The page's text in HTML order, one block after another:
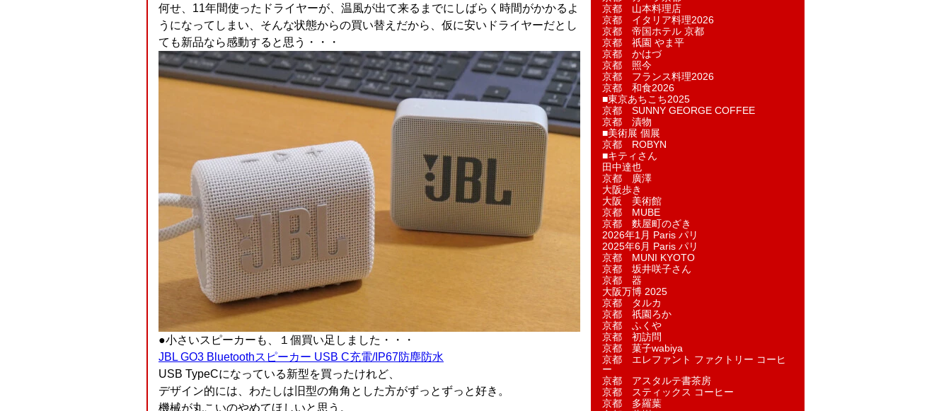
何せ、11年間使ったドライヤーが、温風が出て来るまでにしばらく時間がかかるよ
うになってしまい、そんな状態からの買い替えだから、仮に安いドライヤーだとし
ても新品なら感動すると思う・・・
●小さいスピーカーも、１個買い足しました・・・
JBL GO3 Bluetoothスピーカー USB C充電/IP67防塵防水
USB TypeCになっている新型を買ったけれど、
デザイン的には、わたしは旧型の角角とした方がずっとずっと好き。
機械が丸こいのやめてほしいと思う。
京都 山本料理店
京都 イタリア料理2026
京都 帝国ホテル 京都
京都 祇園 やま平
京都 かはづ
京都 照今
京都 フランス料理2026
京都 和食2026
■東京あちこち2025
京都 SUNNY GEORGE COFFEE
京都 漬物
■美術展 個展
京都 ROBYN
■キティさん
田中達也
京都 廣澤
大阪歩き
大阪 美術館
京都 MUBE
京都 麩屋町のざき
2026年1月 Paris パリ
2025年6月 Paris パリ
京都 MUNI KYOTO
京都 坂井咲子さん
京都 器
大阪万博 2025
京都 タルカ
京都 祇園ろか
京都 ふくや
京都 初訪問
京都 菓子wabiya
京都 エレファント ファクトリー コーヒ
ー
京都 アスタルテ書茶房
京都 スティックス コーヒー
京都 多羅葉